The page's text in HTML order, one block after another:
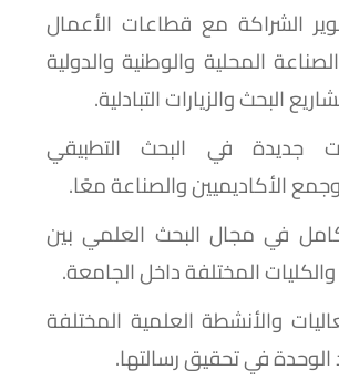
الشراكة مع قطاعات الأعمال
المحلية والوطنية والدولية
البحث والزيارات التبادلية.
جديدة في البحث التطبيقي
الأكاديميين والصناعة معًا.
في مجال البحث العلمي بين
المختلفة داخل الجامعة.
والأنشطة العلمية المختلفة
الوحدة في تحقيق رسالتها.